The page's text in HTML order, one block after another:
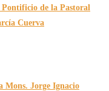
Pontificio de la Pastoral
Cuerva
Mons. Jorge Ignacio